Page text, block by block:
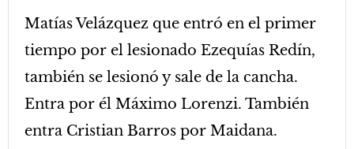
Matías Velázquez que entró en el primer
tiempo por el lesionado Ezequías Redín,
también se lesionó y sale de la cancha.
Entra por él Máximo Lorenzi. También
entra Cristian Barros por Maidana.